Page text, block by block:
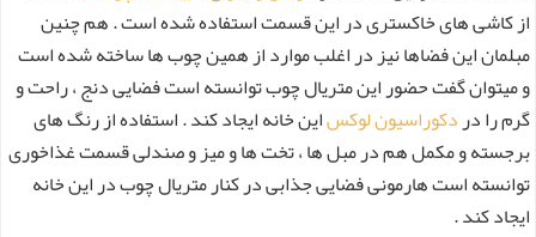
از کاشی های خاکستری در این قسمت استفاده شده است . هم چنین
مبلمان این فضاها نیز در اغلب موارد از همین چوب ها ساخته شده است
و میتوان گفت حضور این متریال چوب توانسته است فضایی دنج ، راحت و
گرم را دردکوراسیون لوکساین خانه ایجاد کند . استفاده از رنگ های
برجسته و مکمل هم در مبل ها ، تخت ها و میز و صندلی قسمت غذاخوری
توانسته است هارمونی فضایی جذابی در کنار متریال چوب در این خانه
ایجاد کند .